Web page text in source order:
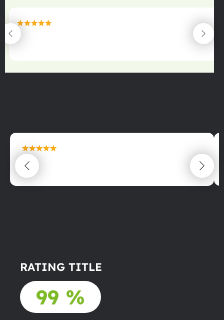
maximální spokojenost
22.06.2025
maximální spokojenost
22.06.2025
RATING TITLE
99 %